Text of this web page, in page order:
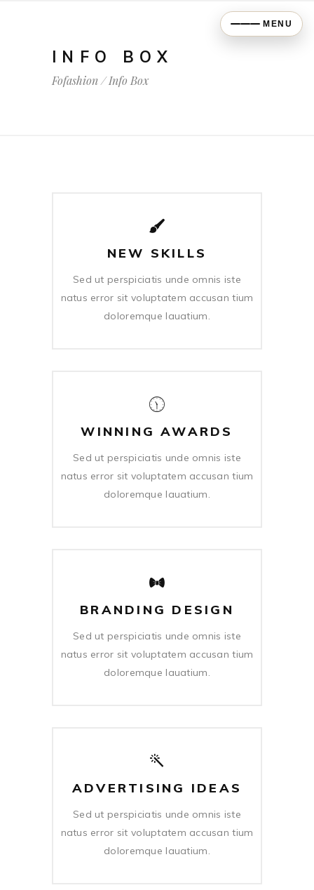
INFO BOX
Fofashion/Info Box
NEW SKILLS
Sed ut perspiciatis unde omnis iste
natus error sit voluptatem accusan tium
doloremque lauatium.
WINNING AWARDS
Sed ut perspiciatis unde omnis iste
natus error sit voluptatem accusan tium
doloremque lauatium.
BRANDING DESIGN
Sed ut perspiciatis unde omnis iste
natus error sit voluptatem accusan tium
doloremque lauatium.
ADVERTISING IDEAS
Sed ut perspiciatis unde omnis iste
natus error sit voluptatem accusan tium
doloremque lauatium.
MENU